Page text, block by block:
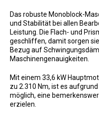
Das robuste Monoblock-
und Stabilität bei allen
Leistung. Die Flach- und
geschliffen, damit sorgen
Bezug auf
Maschinengenauigkeiten.
Mit einem 33,6 kW
zu 2.310 Nm, ist es
möglich, eine
erzielen.